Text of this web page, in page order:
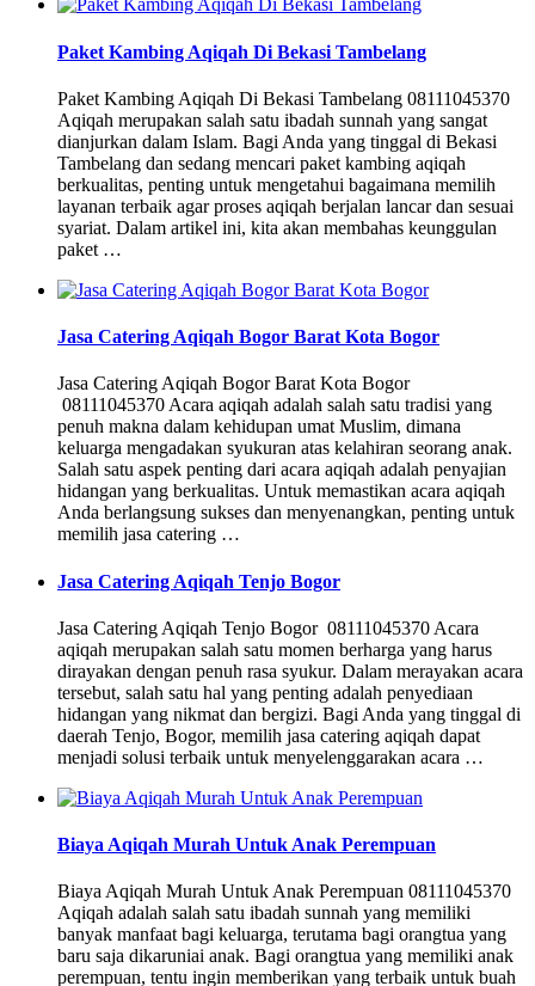
Paket Kambing Aqiqah Di Bekasi Tambelang
Paket Kambing Aqiqah Di Bekasi Tambelang 08111045370
Aqiqah merupakan salah satu ibadah sunnah yang sangat
dianjurkan dalam Islam. Bagi Anda yang tinggal di Bekasi
Tambelang dan sedang mencari paket kambing aqiqah
berkualitas, penting untuk mengetahui bagaimana memilih
layanan terbaik agar proses aqiqah berjalan lancar dan sesuai
syariat. Dalam artikel ini, kita akan membahas keunggulan
paket …
Jasa Catering Aqiqah Bogor Barat Kota Bogor
Jasa Catering Aqiqah Bogor Barat Kota Bogor
08111045370 Acara aqiqah adalah salah satu tradisi yang
penuh makna dalam kehidupan umat Muslim, dimana
keluarga mengadakan syukuran atas kelahiran seorang anak.
Salah satu aspek penting dari acara aqiqah adalah penyajian
hidangan yang berkualitas. Untuk memastikan acara aqiqah
Anda berlangsung sukses dan menyenangkan, penting untuk
memilih jasa catering …
Jasa Catering Aqiqah Tenjo Bogor
Jasa Catering Aqiqah Tenjo Bogor 08111045370 Acara
aqiqah merupakan salah satu momen berharga yang harus
dirayakan dengan penuh rasa syukur. Dalam merayakan acara
tersebut, salah satu hal yang penting adalah penyediaan
hidangan yang nikmat dan bergizi. Bagi Anda yang tinggal di
daerah Tenjo, Bogor, memilih jasa catering aqiqah dapat
menjadi solusi terbaik untuk menyelenggarakan acara …
Biaya Aqiqah Murah Untuk Anak Perempuan
Biaya Aqiqah Murah Untuk Anak Perempuan 08111045370
Aqiqah adalah salah satu ibadah sunnah yang memiliki
banyak manfaat bagi keluarga, terutama bagi orangtua yang
baru saja dikaruniai anak. Bagi orangtua yang memiliki anak
perempuan, tentu ingin memberikan yang terbaik untuk buah